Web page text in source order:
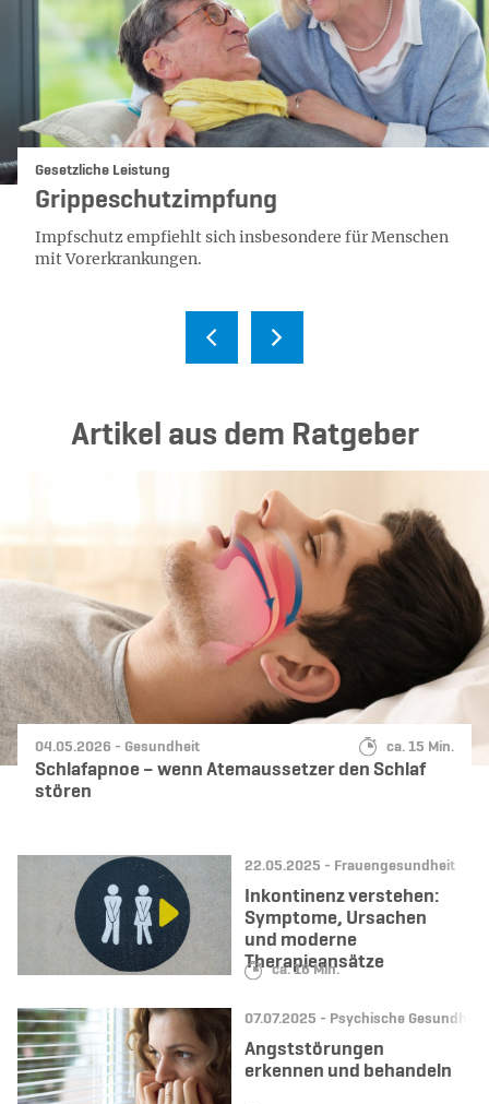
Kategorie:
Gesetzliche Leistung
Grippeschutzimpfung
Impfschutz empfiehlt sich insbesondere für Menschen
mit Vorerkrankungen.
Ar­ti­kel aus dem Rat­ge­ber
Datum:
04.05.2026 - Kategorie:
Gesundheit Lesedauer:
ca. 15 Min.
Schlafapnoe – wenn Atemaussetzer den Schlaf
stören
Datum:
22.05.2025 - Kategorie:
Frauengesundheit
Lesedauer:
ca. 16 Min.
Inkontinenz verstehen:
Symptome, Ursachen
und moderne
Therapieansätze
Datum:
07.07.2025 - Kategorie:
Psychische Gesundheit
Angststörungen
erkennen und behandeln